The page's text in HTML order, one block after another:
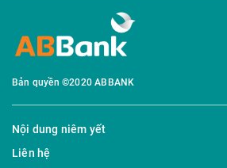
Bản quyền ©2020 ABBANK
Nội dung niêm yết
Liên hệ